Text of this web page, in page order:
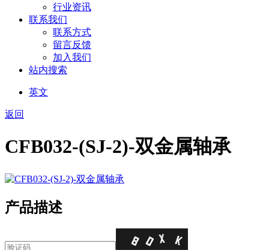
行业资讯
联系我们
联系方式
留言反馈
加入我们
站内搜索
英文
返回
CFB032-(SJ-2)-双金属轴承
产品描述